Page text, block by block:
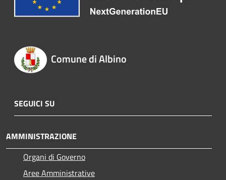
Comune di Albino
SEGUICI SU
AMMINISTRAZIONE
Organi di Governo
Aree Amministrative